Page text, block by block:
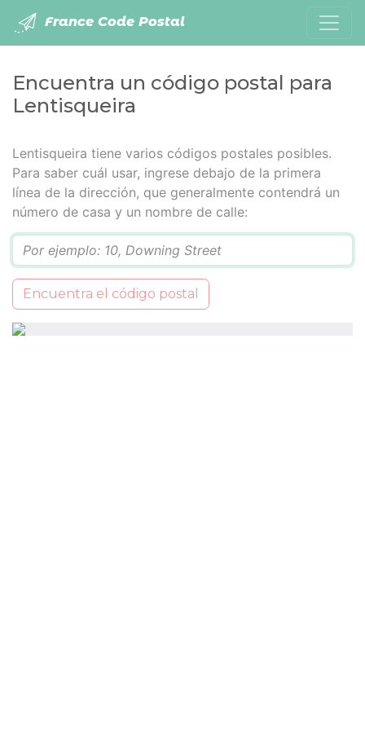
France Code Postal
Encuentra un código postal para
Lentisqueira
Lentisqueira tiene varios códigos postales posibles.
Para saber cuál usar, ingrese debajo de la primera
línea de la dirección, que generalmente contendrá un
número de casa y un nombre de calle:
Encuentra el código postal